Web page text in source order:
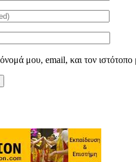
μου, email, και τον